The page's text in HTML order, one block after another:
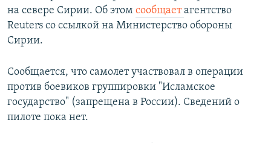
на севере Сирии. Об этом сообщаетагентство
Reuters со ссылкой на Министерство обороны
Сирии.
Сообщается, что самолет участвовал в операции
против боевиков группировки "Исламское
государство" (запрещена в России). Сведений о
пилоте пока нет.